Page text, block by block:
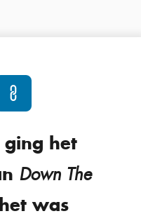
ging het
Down The
was